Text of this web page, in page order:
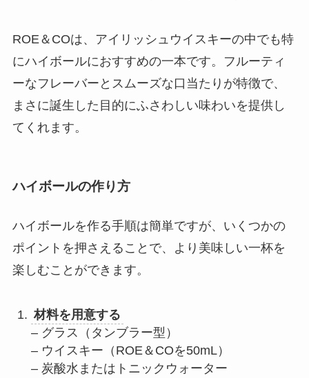
ROE＆COは、アイリッシュウイスキーの中でも特
にハイボールにおすすめの一本です。フルーティ
ーなフレーバーとスムーズな口当たりが特徴で、
まさに誕生した目的にふさわしい味わいを提供し
てくれます。
ハイボールの作り方
ハイボールを作る手順は簡単ですが、いくつかの
ポイントを押さえることで、より美味しい一杯を
楽しむことができます。
材料を用意する
– グラス（タンブラー型）
– ウイスキー（ROE＆COを50mL）
– 炭酸水またはトニックウォーター